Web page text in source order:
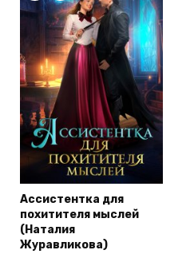
Ассистентка для
похитителя мыслей
(Наталия
Журавликова)